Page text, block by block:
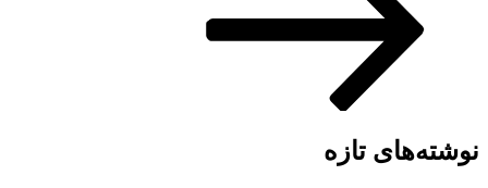
نوشته‌های تازه